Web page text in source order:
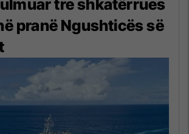
tre shkatërrues
pranë Ngushticës së